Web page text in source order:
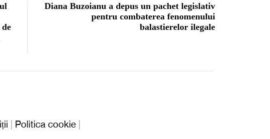
Diana Buzoianu a depus un pachet legislativ
pentru combaterea fenomenului
balastierelor ilegale
| Politica cookie |